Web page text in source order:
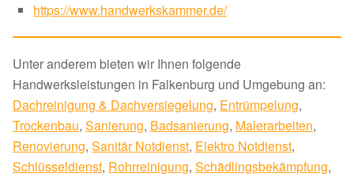
https://www.handwerkskammer.de/
Unter anderem bieten wir Ihnen folgende
Handwerksleistungen in Falkenburg und Umgebung an:
Dachreinigung & Dachversiegelung, Entrümpelung,
Trockenbau, Sanierung, Badsanierung, Malerarbeiten,
Renovierung, Sanitär Notdienst, Elektro Notdienst,
Schlüsseldienst, Rohrreinigung, Schädlingsbekämpfung,